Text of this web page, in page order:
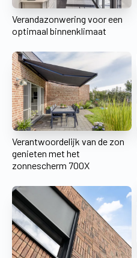
Verandazonwering voor een
optimaal binnenklimaat
Verantwoordelijk van de zon
genieten met het
zonnescherm 700X